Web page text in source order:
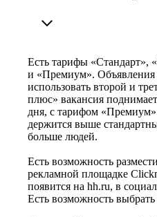
Есть тарифы «Стандарт»,
и «Премиум». Объявления
использовать второй и
плюс» вакансия
дня, с тарифом «Премиум»
держится выше
больше людей.
Есть возможность
рекламной площадке
появится на hh.ru, в
Есть возможность